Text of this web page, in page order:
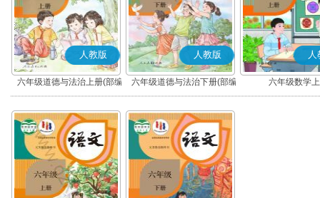
人教版
六年级道德与法治上册(部编
版)
人教版
六年级道德与法治下册(部编
版)
人
六年级数学